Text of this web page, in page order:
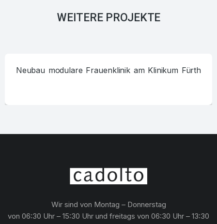
WEITERE PROJEKTE
Neubau modulare Frauenklinik am Klinikum Fürth
Wir sind von Montag – Donnerstag
von 06:30 Uhr – 15:30 Uhr und freitags von 06:30 Uhr – 13:30